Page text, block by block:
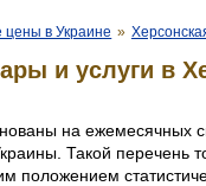
цены в Украине »
и услуги в
на ежемесячных
Такой перечень
положением